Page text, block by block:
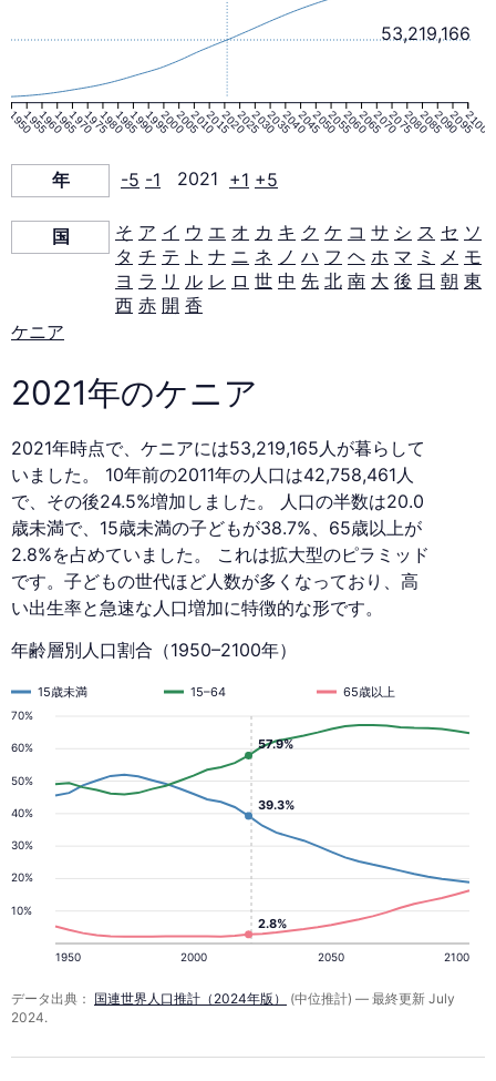
ッ
ド
2021
年
1950195519601965197019751980198519901995200020052010201520202025203020352040204520502055206020652070207520802085209020952100
53,219,166
年 -5 -1 2021 +1 +5
国 そ ア イ ウ エ オ カ キ ク ケ コ サ シ ス セ ソ
タ チ テ ト ナ ニ ネ ノ ハ フ ヘ ホ マ ミ メ モ
ヨ ラ リ ル レ ロ 世 中 先 北 南 大 後 日 朝 東
西 赤 開 香
ケニア
2021年のケニア
2021年時点で、ケニアには53,219,165人が暮らして
いました。 10年前の2011年の人口は42,758,461人
で、その後24.5%増加しました。 人口の半数は20.0
歳未満で、15歳未満の子どもが38.7%、65歳以上が
2.8%を占めていました。 これは拡大型のピラミッド
です。子どもの世代ほど人数が多くなっており、高
い出生率と急速な人口増加に特徴的な形です。
年齢層別人口割合（1950–2100年）
10%
20%
30%
40%
50%
60%
70%
1950 2000 2050 2100
15歳未満 15–64 65歳以上
39.3%
2.8%
57.9%
データ出典： 国連世界人口推計（2024年版）
(中位推計) — 最終更新 July
2024.